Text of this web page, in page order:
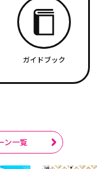
ガイドブック
ン一覧